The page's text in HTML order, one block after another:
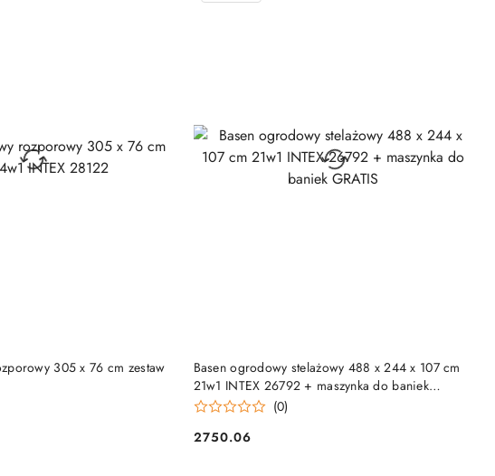
305 x 76 cm zestaw
Basen ogrodowy stelażowy 488 x 244 x 107 cm
21w1 INTEX 26792 + maszynka do baniek
GRATIS
(0)
Cena:
2750.06
PRODUKT NIEDOSTĘPNY